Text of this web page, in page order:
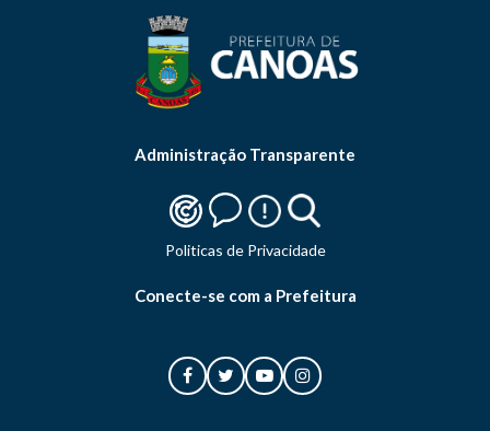
Administração Transparente
Politicas de Privacidade
Conecte-se com a Prefeitura